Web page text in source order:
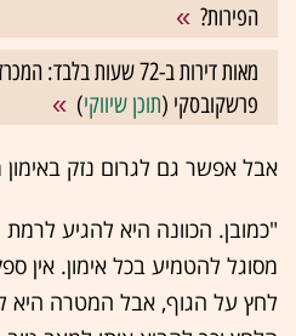
הפירות?
מאות דירות ב-72 שעות
פרשקובסקי (תוכן שיווקי)
אבל אפשר גם לגרום נזק באימון
"כמובן. הכוונה היא להגיע
מסוגל להטמיע בכל אימון. אין
לחץ על הגוף, אבל המטרה היא